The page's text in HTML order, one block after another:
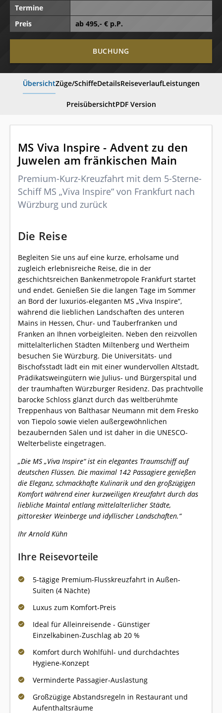
Termine
Preis
ab495,- € p.P.
BUCHUNG
ÜbersichtZüge/SchiffeDetailsReiseverlaufLeistungen
PreisübersichtPDF Version
MS Viva Inspire - Advent zu den
Juwelen am fränkischen Main
Premium-Kurz-Kreuzfahrt mit dem 5-Sterne-
Schiff MS „Viva Inspire“ von Frankfurt nach
Würzburg und zurück
Die Reise
Begleiten Sie uns auf eine kurze, erholsame und
zugleich erlebnisreiche Reise, die in der
geschichtsreichen Bankenmetropole Frankfurt startet
und endet. Genießen Sie die langen Tage im Sommer
an Bord der luxuriös-eleganten MS „Viva Inspire“,
während die lieblichen Landschaften des unteren
Mains in Hessen, Chur- und Tauberfranken und
Franken an Ihnen vorbeigleiten. Neben den reizvollen
mittelalterlichen Städten Miltenberg und Wertheim
besuchen Sie Würzburg. Die Universitäts- und
Bischofsstadt lädt ein mit einer wundervollen Altstadt,
Prädikatsweingütern wie Julius- und Bürgerspital und
der traumhaften Würzburger Residenz. Das prachtvolle
barocke Schloss glänzt durch das weltberühmte
Treppenhaus von Balthasar Neumann mit dem Fresko
von Tiepolo sowie vielen außergewöhnlichen
bezaubernden Sälen und ist daher in die UNESCO-
Welterbeliste eingetragen.
„Die MS „Viva Inspire“ ist ein elegantes Traumschiff auf
deutschen Flüssen. Die maximal 142 Passagiere genießen
die Eleganz, schmackhafte Kulinarik und den großzügigen
Komfort während einer kurzweiligen Kreuzfahrt durch das
liebliche Maintal entlang mittelalterlicher Städte,
pittoresker Weinberge und idyllischer Landschaften.“
Ihr Arnold Kühn
Ihre Reisevorteile
5-tägige Premium-Flusskreuzfahrt in Außen-
Suiten (4 Nächte)
Luxus zum Komfort-Preis
Ideal für Alleinreisende - Günstiger
Einzelkabinen-Zuschlag ab 20 %
Komfort durch Wohlfühl- und durchdachtes
Hygiene-Konzept
Verminderte Passagier-Auslastung
Großzügige Abstandsregeln in Restaurant und
Aufenthaltsräume